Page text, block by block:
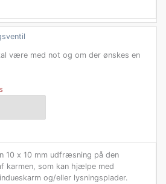
være med not og om der ønskes en
10 x 10 mm udfræsning på den
karmen, som kan hjælpe med
og/eller lysningsplader.